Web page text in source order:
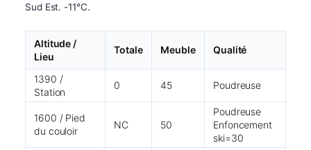
Sud Est. -11°C.
Altitude /
Lieu
Totale Meuble Qualité
1390 /
Station
0 45 Poudreuse
1600 / Pied
du couloir
NC 50
Poudreuse
Enfoncement
ski=30